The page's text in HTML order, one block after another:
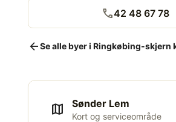
call42 48 67 78
arrow_backSe alle byer i Ringkøbing-skjern
map Sønder Lem
Kort og serviceområde